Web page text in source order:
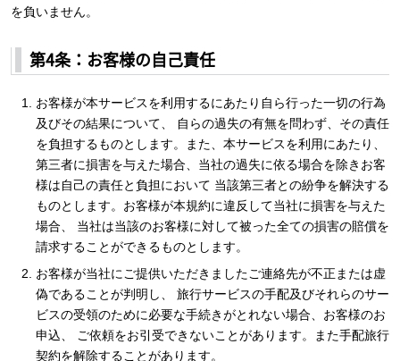
を負いません。
第4条：お客様の自己責任
お客様が本サービスを利用するにあたり自ら行った一切の行為
及びその結果について、 自らの過失の有無を問わず、その責任
を負担するものとします。また、本サービスを利用にあたり、
第三者に損害を与えた場合、当社の過失に依る場合を除きお客
様は自己の責任と負担において 当該第三者との紛争を解決する
ものとします。お客様が本規約に違反して当社に損害を与えた
場合、 当社は当該のお客様に対して被った全ての損害の賠償を
請求することができるものとします。
お客様が当社にご提供いただきましたご連絡先が不正または虚
偽であることが判明し、 旅行サービスの手配及びそれらのサー
ビスの受領のために必要な手続きがとれない場合、お客様のお
申込、 ご依頼をお引受できないことがあります。また手配旅行
契約を解除することがあります。